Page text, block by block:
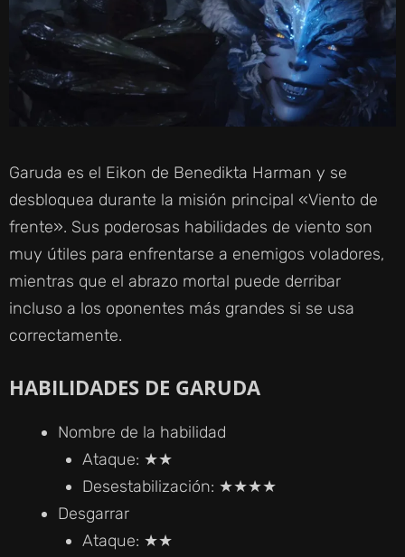
Garuda es el Eikon de Benedikta Harman y se
desbloquea durante la misión principal «Viento de
frente». Sus poderosas habilidades de viento son
muy útiles para enfrentarse a enemigos voladores,
mientras que el abrazo mortal puede derribar
incluso a los oponentes más grandes si se usa
correctamente.
HABILIDADES DE GARUDA
Nombre de la habilidad
Ataque: ★★
Desestabilización: ★★★★
Desgarrar
Ataque: ★★